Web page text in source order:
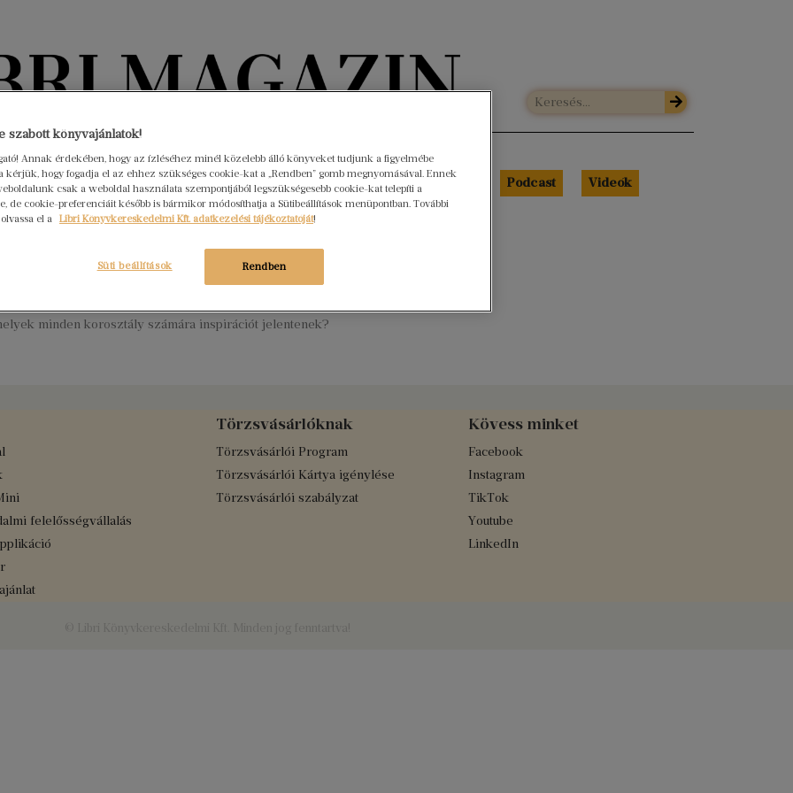
Könyvektől az olvasókig
Interjúk Beleolvasó A hónap könyvei HÍREK Libri Portré Podcast Videók
– Ez is lehetsz, ha nagy leszel!
minden korosztály számára inspirációt jelentenek?
felelősségvállalás
Törzsvásárlóknak
Törzsvásárlói Program
Törzsvásárlói Kártya igénylése
Törzsvásárlói szabályzat
Kövess minket
Facebook
Instagram
TikTok
Youtube
LinkedIn
szabott könyvajánlatok!
Annak érdekében, hogy az ízléséhez minél közelebb álló könyveket tudjunk a figyelmébe
kérjük, hogy fogadja el az ehhez szükséges cookie-kat a „Rendben” gomb megnyomásával. Ennek
csak a weboldal használata szempontjából legszükségesebb cookie-kat telepíti a
de cookie-preferenciáit később is bármikor módosíthatja a Sütibeállítások menüpontban. További
el a Libri Könyvkereskedelmi Kft. adatkezelési tájékoztatóját!
Rendben
Süti beállítások